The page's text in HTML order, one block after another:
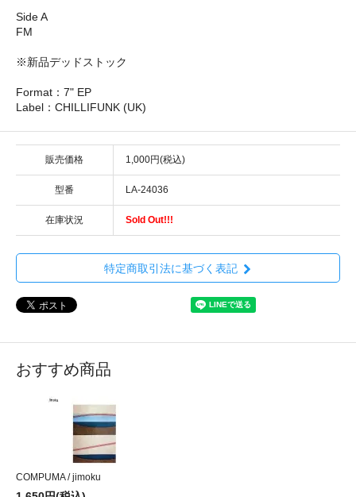
Side A
FM
※新品デッドストック
Format：7" EP
Label：CHILLIFUNK (UK)
販売価格 1,000円(税込)
型番 LA-24036
在庫状況 Sold Out!!!
特定商取引法に基づく表記
おすすめ商品
COMPUMA / jimoku